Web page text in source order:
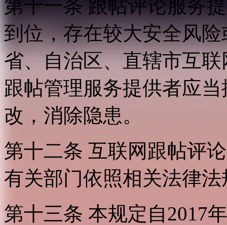
第十一条 跟帖评论服务
到位，存在较大安全风
省、自治区、直辖市互
跟帖管理服务提供者应
改，消除隐患。
第十二条 互联网跟帖评
有关部门依照相关法律
第十三条 本规定自2017